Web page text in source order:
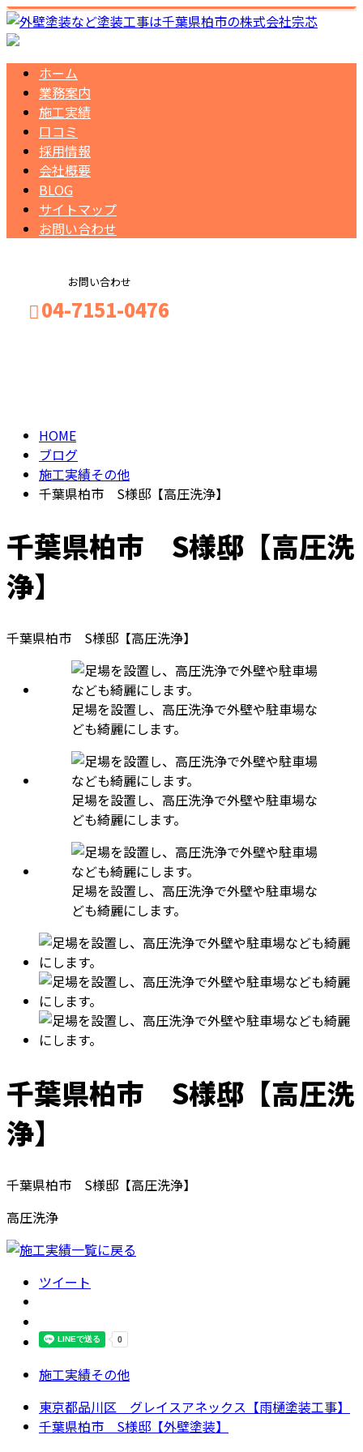
ホーム
業務案内
施工実績
口コミ
採用情報
会社概要
BLOG
サイトマップ
お問い合わせ
お問い合わせ
04-7151-0476
HOME
ブログ
施工実績その他
千葉県柏市 S様邸【高圧洗浄】
千葉県柏市 S様邸【高圧洗
浄】
千葉県柏市 S様邸【高圧洗浄】
足場を設置し、高圧洗浄で外壁や駐車場な
ども綺麗にします。
足場を設置し、高圧洗浄で外壁や駐車場な
ども綺麗にします。
足場を設置し、高圧洗浄で外壁や駐車場な
ども綺麗にします。
千葉県柏市 S様邸【高圧洗
浄】
千葉県柏市 S様邸【高圧洗浄】
高圧洗浄
ツイート
施工実績その他
東京都品川区 グレイスアネックス【雨樋塗装工事】
千葉県柏市 S様邸【外壁塗装】